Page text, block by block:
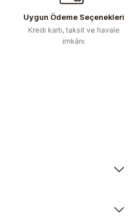
olmalı.
Uygun Ödeme Seçenekleri
Kredi kartı, taksit ve havale
imkânı